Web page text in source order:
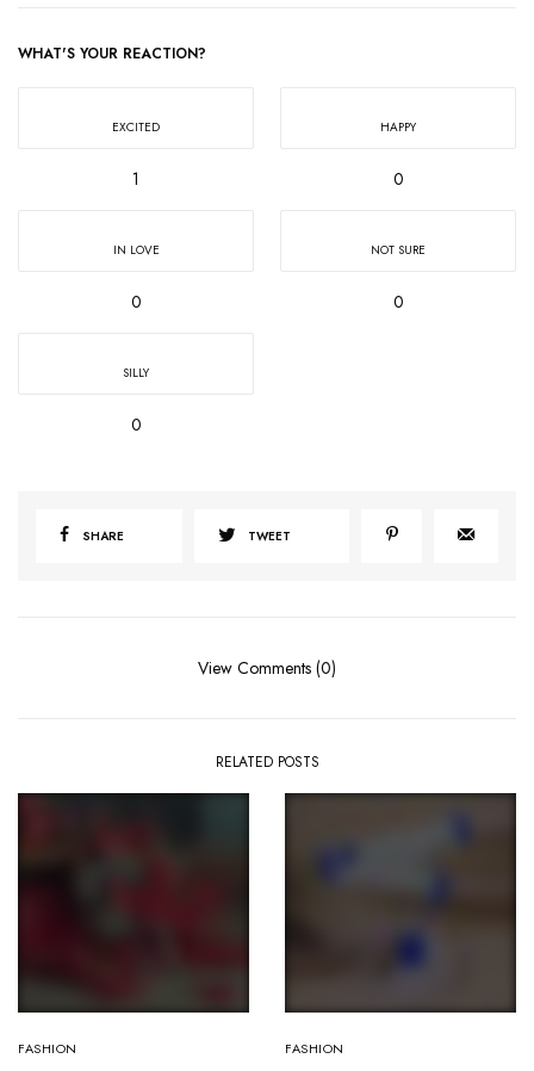
WHAT'S YOUR REACTION?
EXCITED
1
HAPPY
0
IN LOVE
0
NOT SURE
0
SILLY
0
SHARE TWEET
View Comments (0)
RELATED POSTS
FASHION FASHION